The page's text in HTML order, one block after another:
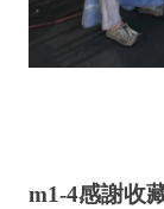
m1-4感謝收